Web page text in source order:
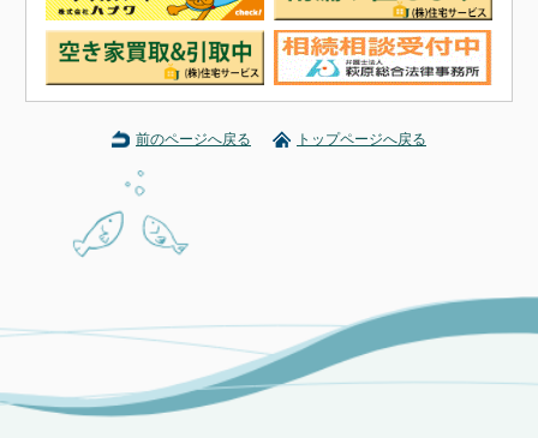
前のページへ戻る トップページへ戻る